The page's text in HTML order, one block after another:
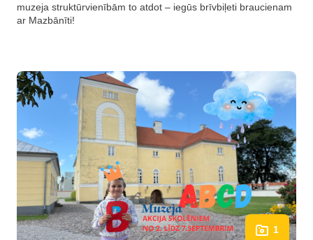
muzeja struktūrvienībām to atdot – iegūs brīvbiļeti braucienam
ar Mazbānīti!
1